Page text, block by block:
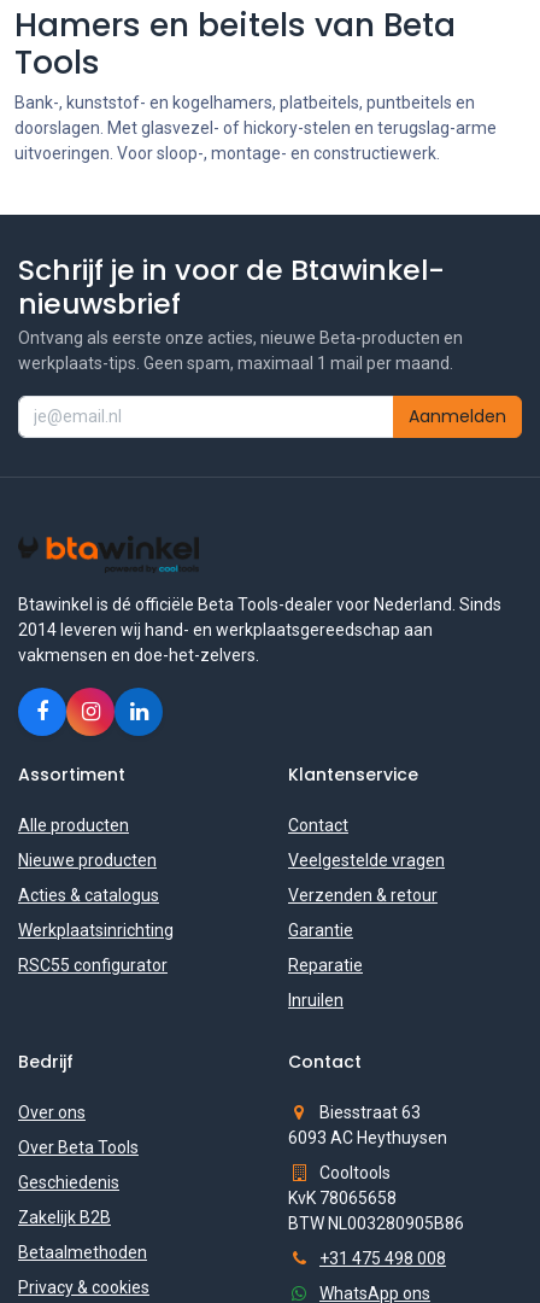
Hamers en beitels van Beta
Tools
Bank-, kunststof- en kogelhamers, platbeitels, puntbeitels en
doorslagen. Met glasvezel- of hickory-stelen en terugslag-arme
uitvoeringen. Voor sloop-, montage- en constructiewerk.
Schrijf je in voor de Btawinkel-
nieuwsbrief
Ontvang als eerste onze acties, nieuwe Beta-producten en
werkplaats-tips. Geen spam, maximaal 1 mail per maand.
Aanmelden
Btawinkel is dé officiële Beta Tools-dealer voor Nederland. Sinds
2014 leveren wij hand- en werkplaatsgereedschap aan
vakmensen en doe-het-zelvers.
Assortiment
Alle producten
Nieuwe producten
Acties & catalogus
Werkplaatsinrichting
RSC55 configurator
Klantenservice
Contact
Veelgestelde vragen
Verzenden & retour
Garantie
Reparatie
Inruilen
Bedrijf
Over ons
Over Beta Tools
Geschiedenis
Zakelijk B2B
Betaalmethoden
Privacy & cookies
Contact
Biesstraat 63
6093 AC Heythuysen
Cooltools
KvK 78065658
BTW NL003280905B86
+31 475 498 008
WhatsApp ons